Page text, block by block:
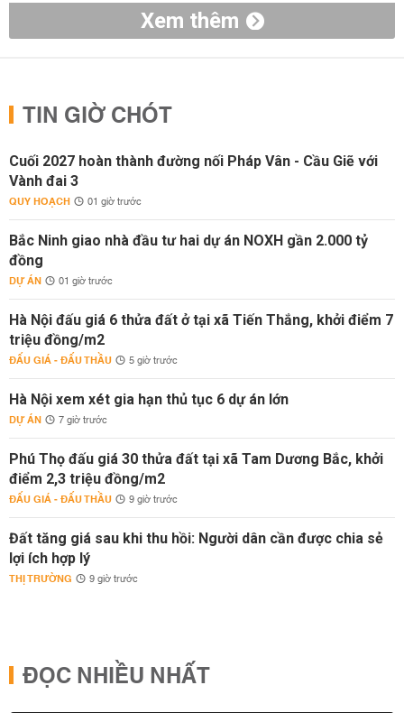
Xem thêm
TIN GIỜ CHÓT
Cuối 2027 hoàn thành đường nối Pháp Vân - Cầu Giẽ với
Vành đai 3
QUY HOẠCH 01 giờ trước
Bắc Ninh giao nhà đầu tư hai dự án NOXH gần 2.000 tỷ
đồng
DỰ ÁN 01 giờ trước
Hà Nội đấu giá 6 thửa đất ở tại xã Tiến Thắng, khởi điểm 7
triệu đồng/m2
ĐẤU GIÁ - ĐẤU THẦU 5 giờ trước
Hà Nội xem xét gia hạn thủ tục 6 dự án lớn
DỰ ÁN 7 giờ trước
Phú Thọ đấu giá 30 thửa đất tại xã Tam Dương Bắc, khởi
điểm 2,3 triệu đồng/m2
ĐẤU GIÁ - ĐẤU THẦU 9 giờ trước
Đất tăng giá sau khi thu hồi: Người dân cần được chia sẻ
lợi ích hợp lý
THỊ TRƯỜNG 9 giờ trước
ĐỌC NHIỀU NHẤT